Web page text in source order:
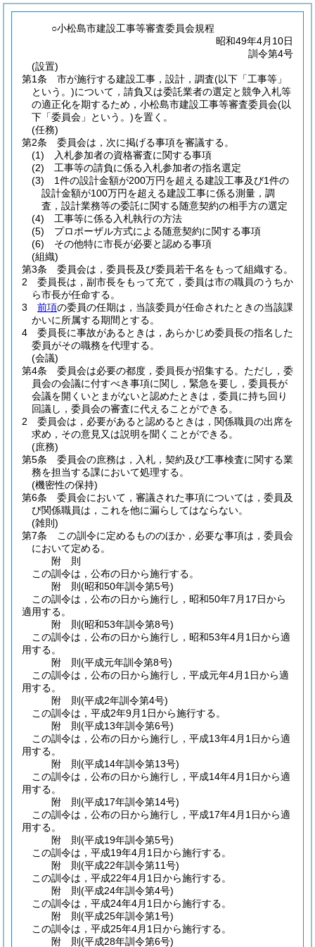
○小松島市建設工事等審査委員会規程
昭和49年4月10日
訓令第4号
(設置)
第1条
市が施行する建設工事，設計，調査(以下「工事等」
という。)について，請負又は委託業者の選定と競争入札等
の適正化を期するため，小松島市建設工事等審査委員会(以
下「委員会」という。)を置く。
(任務)
第2条
委員会は，次に掲げる事項を審議する。
(1)
入札参加者の資格審査に関する事項
(2)
工事等の請負に係る入札参加者の指名選定
(3)
1件の設計金額が200万円を超える建設工事及び1件の
設計金額が100万円を超える建設工事に係る測量，調
査，設計業務等の委託に関する随意契約の相手方の選定
(4)
工事等に係る入札執行の方法
(5)
プロポーザル方式による随意契約に関する事項
(6)
その他特に市長が必要と認める事項
(組織)
第3条
委員会は，委員長及び委員若干名をもって組織する。
2
委員長は，副市長をもって充て，委員は市の職員のうちか
ら市長が任命する。
3
前項の委員の任期は，当該委員が任命されたときの当該課
かいに所属する期間とする。
4
委員長に事故があるときは，あらかじめ委員長の指名した
委員がその職務を代理する。
(会議)
第4条
委員会は必要の都度，委員長が招集する。 ただし，委
員会の会議に付すべき事項に関し，緊急を要し，委員長が
会議を開くいとまがないと認めたときは，委員に持ち回り
回議し，委員会の審査に代えることができる。
2
委員会は，必要があると認めるときは，関係職員の出席を
求め，その意見又は説明を聞くことができる。
(庶務)
第5条
委員会の庶務は，入札，契約及び工事検査に関する業
務を担当する課において処理する。
(機密性の保持)
第6条
委員会において，審議された事項については，委員及
び関係職員は，これを他に漏らしてはならない。
(雑則)
第7条
この訓令に定めるもののほか，必要な事項は，委員会
において定める。
附 則
この訓令は，公布の日から施行する。
附 則(昭和50年訓令第5号)
この訓令は，公布の日から施行し，昭和50年7月17日から
適用する。
附 則(昭和53年訓令第8号)
この訓令は，公布の日から施行し，昭和53年4月1日から適
用する。
附 則(平成元年訓令第8号)
この訓令は，公布の日から施行し，平成元年4月1日から適
用する。
附 則(平成2年訓令第4号)
この訓令は，平成2年9月1日から施行する。
附 則(平成13年訓令第6号)
この訓令は，公布の日から施行し，平成13年4月1日から適
用する。
附 則(平成14年訓令第13号)
この訓令は，公布の日から施行し，平成14年4月1日から適
用する。
附 則(平成17年訓令第14号)
この訓令は，公布の日から施行し，平成17年4月1日から適
用する。
附 則(平成19年訓令第5号)
この訓令は，平成19年4月1日から施行する。
附 則(平成22年訓令第11号)
この訓令は，平成22年4月1日から施行する。
附 則(平成24年訓令第4号)
この訓令は，平成24年4月1日から施行する。
附 則(平成25年訓令第1号)
この訓令は，平成25年4月1日から施行する。
附 則(平成28年訓令第6号)